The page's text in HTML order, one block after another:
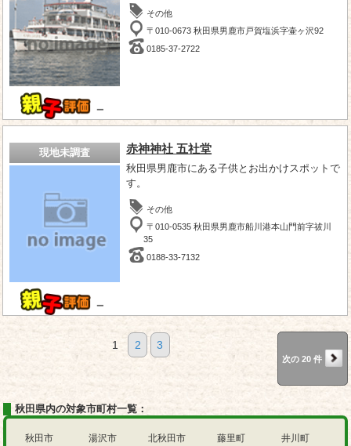
－
その他
〒010-0673 秋田県男鹿市戸賀塩浜字壷ヶ沢92
0185-37-2722
現地未調査
－
赤神神社 五社堂
秋田県男鹿市にある子供とお出かけスポットで
す。
その他
〒010-0535 秋田県男鹿市船川港本山門前字祓川
35
0188-33-7132
1 2 3
次の 20 件
秋田県内の対象市町村一覧：
秋田市
湯沢市
北秋田市
藤里町
井川町